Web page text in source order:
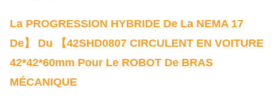
La PROGRESSION HYBRIDE De La NEMA 17
De】 Du 【42SHD0807 CIRCULENT EN VOITURE
42*42*60mm Pour Le ROBOT De BRAS
MÉCANIQUE